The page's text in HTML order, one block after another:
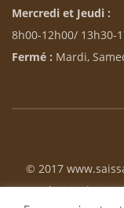
Mercredi et Jeudi :
8h00-12h00/ 13h30-
Fermé : Mardi,
© 2017
Création du site